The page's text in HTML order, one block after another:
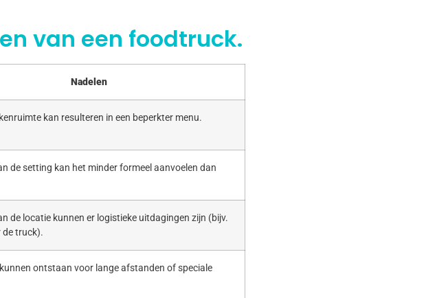
van een foodtruck.
Nadelen
kan resulteren in een beperkter menu.
de setting kan het minder formeel aanvoelen dan
de locatie kunnen er logistieke uitdagingen zijn (bijv.
truck).
ontstaan voor lange afstanden of speciale